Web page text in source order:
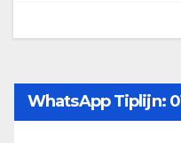
WhatsApp Tiplijn: